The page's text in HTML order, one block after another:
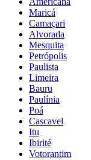
Maricá
Camaçari
Alvorada
Mesquita
Petrópolis
Paulista
Limeira
Bauru
Paulínia
Poá
Cascavel
Itu
Ibirité
Votorantim